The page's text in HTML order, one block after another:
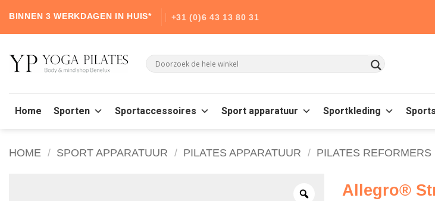
content
BINNEN 3 WERKDAGEN IN HUIS* +31 (0)6 43 13 80 31
Home Sporten Sportaccessoires Sport apparatuur Sportkleding
HOME / SPORT APPARATUUR / PILATES APPARATUUR / PILATES REFORMERS
Allegro®